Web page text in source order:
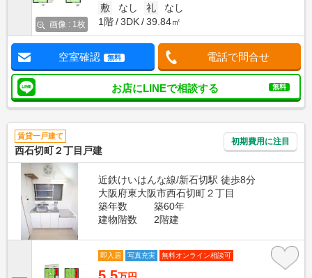
画像 : 1枚
敷
なし 礼
なし
1階
3DK 39.84㎡
空室確認 無料 電話で問合せ
お店にLINEで相談する 無料
賃貸一戸建て
西石切町２丁目戸建
初期費用に注目
近鉄けいはんな線/新石切駅 徒歩8分
大阪府東大阪市西石切町２丁目
築年数
築60年
建物階数
2階建
即入居 写真充実 無料オンライン相談可